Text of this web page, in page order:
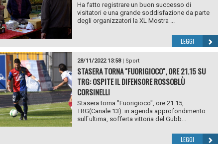
Ha fatto registrare un buon successo di
visitatori e una grande soddisfazione da parte
degli organizzatori la XL Mostra ...
LEGGI
28/11/2022 13:58| Sport
STASERA TORNA "FUORIGIOCO", ORE 21.15 SU
TRG: OSPITE IL DIFENSORE ROSSOBLÙ
CORSINELLI
Stasera torna "Fuorigioco", ore 21.15,
TRG(Canale 13): in agenda approfondimento
sull`ultima, sofferta vittoria del Gubb...
LEGGI